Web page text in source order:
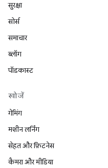
सुरक्षा
सोर्स
समाचार
ब्लॉग
पॉडकास्ट
खोजें
गेमिंग
मशीन लर्निंग
सेहत और फ़िटनेस
कैमरा और मीडिया